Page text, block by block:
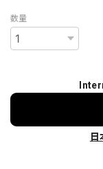
数量